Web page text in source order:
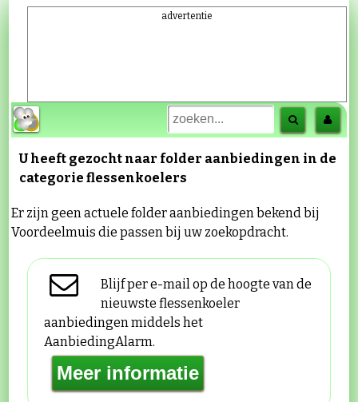
advertentie
U heeft gezocht naar folder aanbiedingen in de
categorieflessenkoelers
Er zijn geen actuele folder aanbiedingen bekend bij
Voordeelmuis die passen bij uw zoekopdracht.
Blijf per e-mail op de hoogte van de
nieuwste flessenkoeler
aanbiedingen middels het
AanbiedingAlarm.